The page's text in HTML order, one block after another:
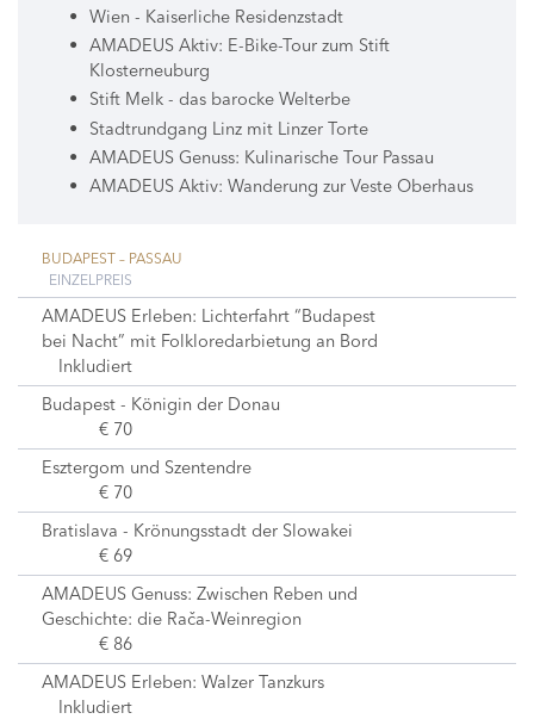
Wien - Kaiserliche Residenzstadt
AMADEUS Aktiv: E-Bike-Tour zum Stift
Klosterneuburg
Stift Melk - das barocke Welterbe
Stadtrundgang Linz mit Linzer Torte
AMADEUS Genuss: Kulinarische Tour Passau
AMADEUS Aktiv: Wanderung zur Veste Oberhaus
BUDAPEST – PASSAU
EINZELPREIS
AMADEUS Erleben: Lichterfahrt “Budapest
bei Nacht” mit Folkloredarbietung an Bord
Inkludiert
Budapest - Königin der Donau
€ 70
Esztergom und Szentendre
€ 70
Bratislava - Krönungsstadt der Slowakei
€ 69
AMADEUS Genuss: Zwischen Reben und
Geschichte: die Rača-Weinregion
€ 86
AMADEUS Erleben: Walzer Tanzkurs
Inkludiert